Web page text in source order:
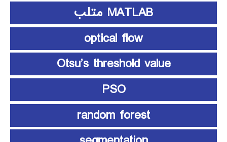
MATLAB متلب
optical flow
Otsu’s threshold value
PSO
random forest